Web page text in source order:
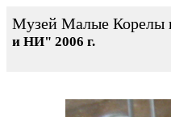
Музей Малые Корелы
и НИ" 2006 г.